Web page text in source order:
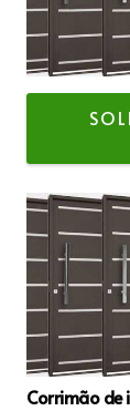
Corrimão de